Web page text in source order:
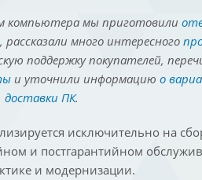
компьютера мы приготовили
, рассказали много интересного
поддержку покупателей,
и уточнили информацию о
доставки ПК.
исключительно на
и постгарантийном
и модернизации.